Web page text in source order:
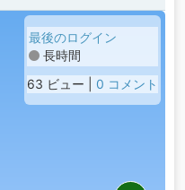
最後のログイン
長時間
63 ビュー | 0 コメント